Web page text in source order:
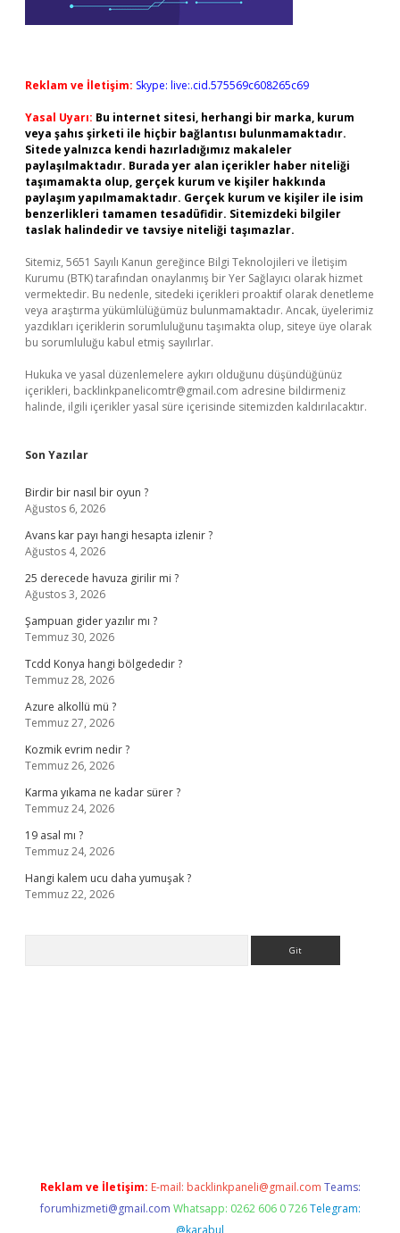
Reklam ve İletişim: Skype: live:.cid.575569c608265c69
Yasal Uyarı: Bu internet sitesi, herhangi bir marka, kurum
veya şahıs şirketi ile hiçbir bağlantısı bulunmamaktadır.
Sitede yalnızca kendi hazırladığımız makaleler
paylaşılmaktadır. Burada yer alan içerikler haber niteliği
taşımamakta olup, gerçek kurum ve kişiler hakkında
paylaşım yapılmamaktadır. Gerçek kurum ve kişiler ile isim
benzerlikleri tamamen tesadüfidir. Sitemizdeki bilgiler
taslak halindedir ve tavsiye niteliği taşımazlar.
Sitemiz, 5651 Sayılı Kanun gereğince Bilgi Teknolojileri ve İletişim
Kurumu (BTK) tarafından onaylanmış bir Yer Sağlayıcı olarak hizmet
vermektedir. Bu nedenle, sitedeki içerikleri proaktif olarak denetleme
veya araştırma yükümlülüğümüz bulunmamaktadır. Ancak, üyelerimiz
yazdıkları içeriklerin sorumluluğunu taşımakta olup, siteye üye olarak
bu sorumluluğu kabul etmiş sayılırlar.
Hukuka ve yasal düzenlemelere aykırı olduğunu düşündüğünüz
içerikleri, backlinkpanelicomtr@gmail.com adresine bildirmeniz
halinde, ilgili içerikler yasal süre içerisinde sitemizden kaldırılacaktır.
Son Yazılar
Birdir bir nasıl bir oyun ?
Ağustos 6, 2026
Avans kar payı hangi hesapta izlenir ?
Ağustos 4, 2026
25 derecede havuza girilir mi ?
Ağustos 3, 2026
Şampuan gider yazılır mı ?
Temmuz 30, 2026
Tcdd Konya hangi bölgededir ?
Temmuz 28, 2026
Azure alkollü mü ?
Temmuz 27, 2026
Kozmik evrim nedir ?
Temmuz 26, 2026
Karma yıkama ne kadar sürer ?
Temmuz 24, 2026
19 asal mı ?
Temmuz 24, 2026
Hangi kalem ucu daha yumuşak ?
Temmuz 22, 2026
Reklam ve İletişim: E-mail: backlinkpaneli@gmail.com Teams:
forumhizmeti@gmail.com Whatsapp: 0262 606 0 726 Telegram:
@karabul